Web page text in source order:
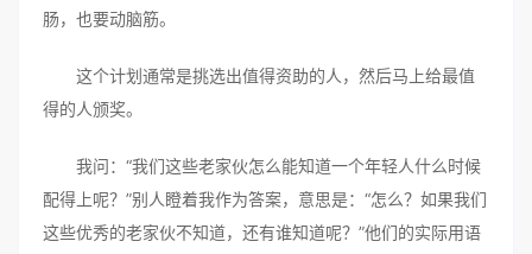
肠，也要动脑筋。
这个计划通常是挑选出值得资助的人，然后马上给最值
得的人颁奖。
我问：“我们这些老家伙怎么能知道一个年轻人什么时候
配得上呢？”别人瞪着我作为答案，意思是：“怎么？如果我们
这些优秀的老家伙不知道，还有谁知道呢？”他们的实际用语